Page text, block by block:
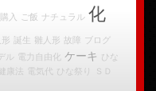
購入 ご飯 ナチュラル 化
誕生 雛人形 故障 ブログ
ル 電力自由化 ケーキ ひな
康法 電気代 ひな祭り
ＳＤ